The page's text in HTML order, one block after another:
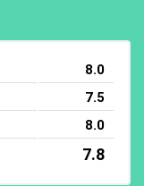
8.0
7.5
8.0
7.8